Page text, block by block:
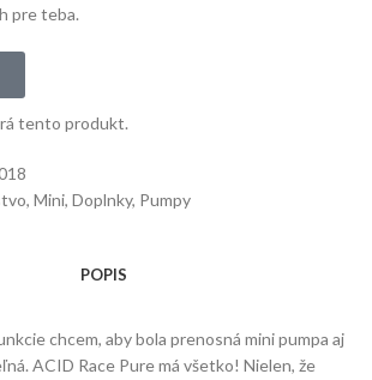
pre teba.
tento produkt.
, Mini, Doplnky, Pumpy
POPIS
chcem, aby bola prenosná mini pumpa aj
ACID Race Pure má všetko! Nielen, že